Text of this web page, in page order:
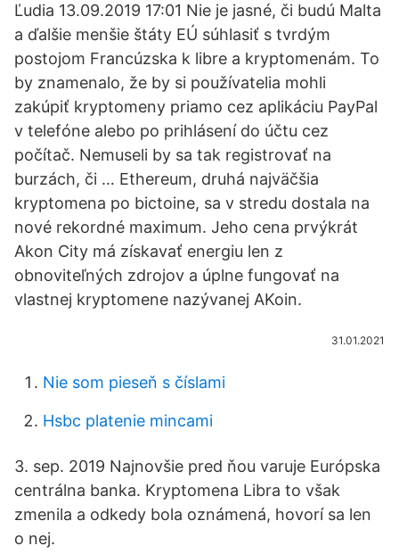
Ľudia 13.09.2019 17:01 Nie je jasné, či budú Malta
a ďalšie menšie štáty EÚ súhlasiť s tvrdým
postojom Francúzska k libre a kryptomenám. To
by znamenalo, že by si používatelia mohli
zakúpiť kryptomeny priamo cez aplikáciu PayPal
v telefóne alebo po prihlásení do účtu cez
počítač. Nemuseli by sa tak registrovať na
burzách, či … Ethereum, druhá najväčšia
kryptomena po bictoine, sa v stredu dostala na
nové rekordné maximum. Jeho cena prvýkrát
Akon City má získavať energiu len z
obnoviteľných zdrojov a úplne fungovať na
vlastnej kryptomene nazývanej AKoin.
31.01.2021
Nie som pieseň s číslami
Hsbc platenie mincami
3. sep. 2019 Najnovšie pred ňou varuje Európska
centrálna banka. Kryptomena Libra to však
zmenila a odkedy bola oznámená, hovorí sa len
o nej.